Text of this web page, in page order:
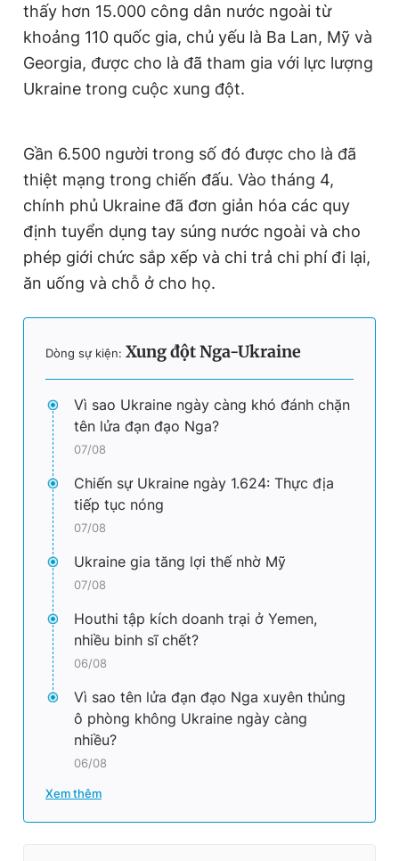
thấy hơn 15.000 công dân nước ngoài từ
khoảng 110 quốc gia, chủ yếu là Ba Lan, Mỹ và
Georgia, được cho là đã tham gia với lực lượng
Ukraine trong cuộc xung đột.
Gần 6.500 người trong số đó được cho là đã
thiệt mạng trong chiến đấu. Vào tháng 4,
chính phủ Ukraine đã đơn giản hóa các quy
định tuyển dụng tay súng nước ngoài và cho
phép giới chức sắp xếp và chi trả chi phí đi lại,
ăn uống và chỗ ở cho họ.
Dòng sự kiện: Xung đột Nga-Ukraine
Vì sao Ukraine ngày càng khó đánh chặn
tên lửa đạn đạo Nga?
07/08
Chiến sự Ukraine ngày 1.624: Thực địa
tiếp tục nóng
07/08
Ukraine gia tăng lợi thế nhờ Mỹ
07/08
Houthi tập kích doanh trại ở Yemen,
nhiều binh sĩ chết?
06/08
Vì sao tên lửa đạn đạo Nga xuyên thủng
ô phòng không Ukraine ngày càng
nhiều?
06/08
Xem thêm